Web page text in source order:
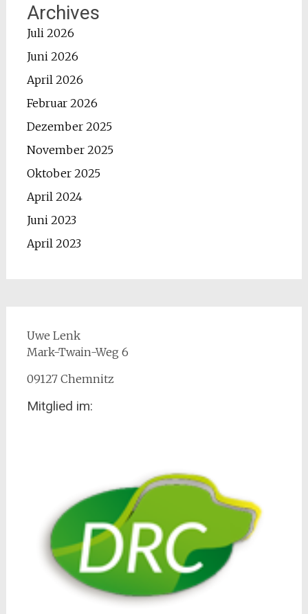
Archives
Juli 2026
Juni 2026
April 2026
Februar 2026
Dezember 2025
November 2025
Oktober 2025
April 2024
Juni 2023
April 2023
Uwe Lenk
Mark-Twain-Weg 6
09127 Chemnitz
Mitglied im: